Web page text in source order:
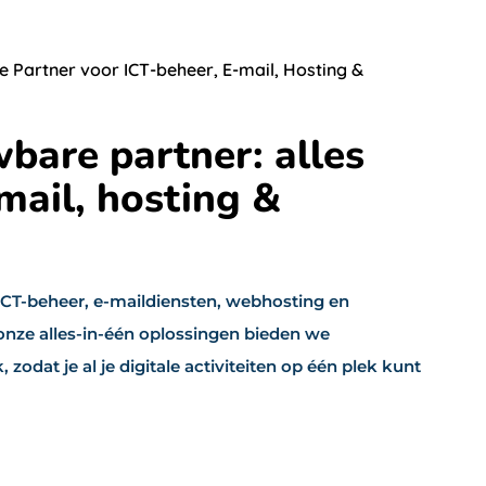
Partner voor ICT-beheer, E-mail, Hosting &
partner: alles
hosting &
beheer, e-maildiensten, webhosting en
alles-in-één oplossingen bieden we
zodat je al je digitale activiteiten op één plek kunt